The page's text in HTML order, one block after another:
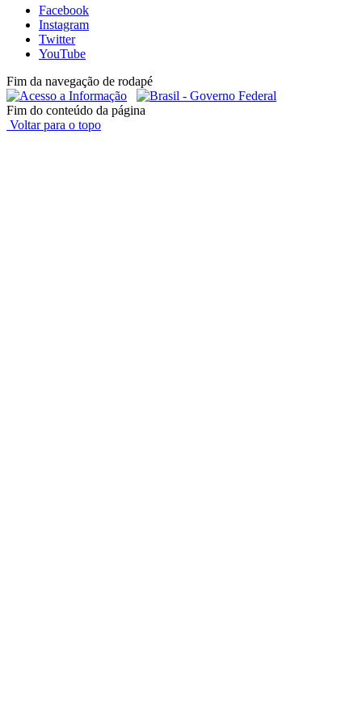
Facebook
Instagram
Twitter
YouTube
Fim da navegação de rodapé
Fim do conteúdo da página
Voltar para o topo